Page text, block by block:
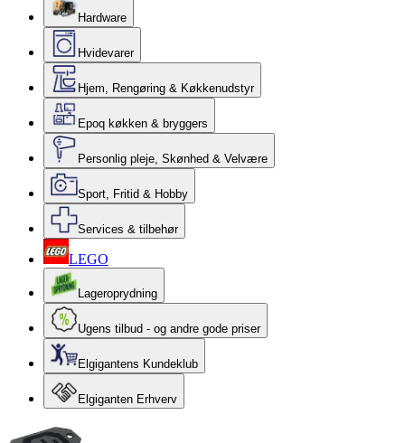
Hardware
Hvidevarer
Hjem, Rengøring & Køkkenudstyr
Epoq køkken & bryggers
Personlig pleje, Skønhed & Velvære
Sport, Fritid & Hobby
Services & tilbehør
LEGO
Lageroprydning
Ugens tilbud - og andre gode priser
Elgigantens Kundeklub
Elgiganten Erhverv